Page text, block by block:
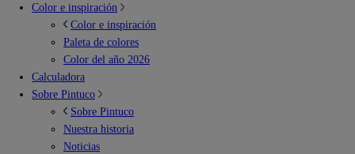
Color e inspiración
Color e inspiración
Paleta de colores
Color del año 2026
Calculadora
Sobre Pintuco
Sobre Pintuco
Nuestra historia
Noticias